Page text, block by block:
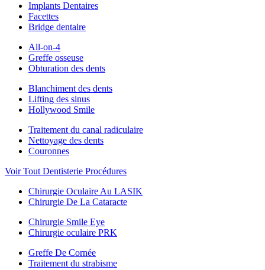
Implants Dentaires
Facettes
Bridge dentaire
All-on-4
Greffe osseuse
Obturation des dents
Blanchiment des dents
Lifting des sinus
Hollywood Smile
Traitement du canal radiculaire
Nettoyage des dents
Couronnes
Voir Tout Dentisterie Procédures
Chirurgie Oculaire Au LASIK
Chirurgie De La Cataracte
Chirurgie Smile Eye
Chirurgie oculaire PRK
Greffe De Cornée
Traitement du strabisme